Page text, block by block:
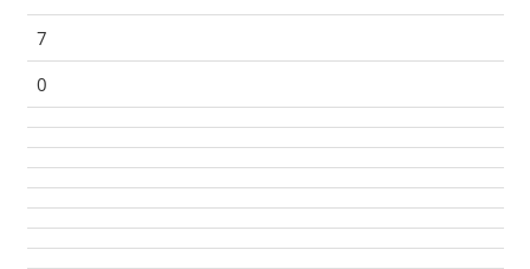
7
0